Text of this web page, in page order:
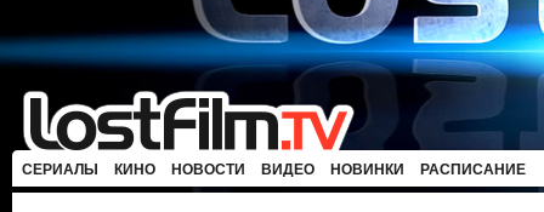
СЕРИАЛЫ КИНО НОВОСТИ ВИДЕО НОВИНКИ РАСПИСАНИЕ